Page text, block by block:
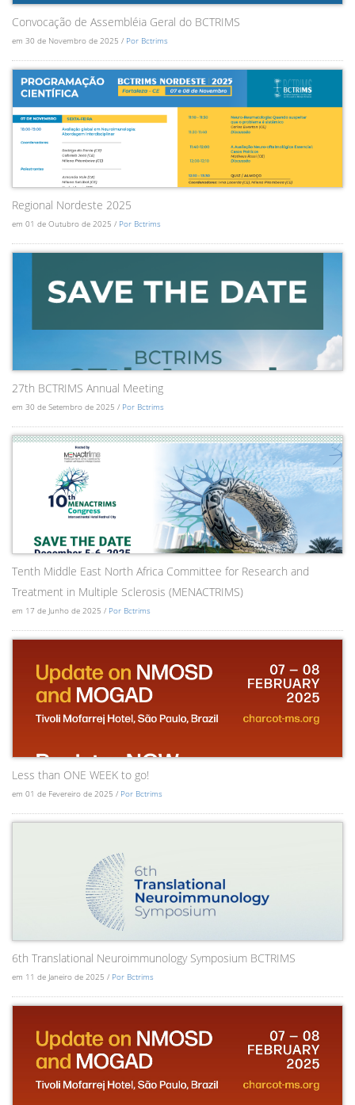
Convocação de Assembléia Geral do BCTRIMS
em 30 de Novembro de 2025 / Por Bctrims
Regional Nordeste 2025
em 01 de Outubro de 2025 / Por Bctrims
27th BCTRIMS Annual Meeting
em 30 de Setembro de 2025 / Por Bctrims
Tenth Middle East North Africa Committee for Research and
Treatment in Multiple Sclerosis (MENACTRIMS)
em 17 de Junho de 2025 / Por Bctrims
Less than ONE WEEK to go!
em 01 de Fevereiro de 2025 / Por Bctrims
6th Translational Neuroimmunology Symposium BCTRIMS
em 11 de Janeiro de 2025 / Por Bctrims